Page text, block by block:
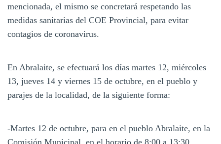
mencionada, el mismo se concretará respetando las
medidas sanitarias del COE Provincial, para evitar
contagios de coronavirus.
En Abralaite, se efectuará los días martes 12, miércoles
13, jueves 14 y viernes 15 de octubre, en el pueblo y
parajes de la localidad, de la siguiente forma:
-Martes 12 de octubre, para en el pueblo Abralaite, en la
Comisión Municipal, en el horario de 8:00 a 13:30.